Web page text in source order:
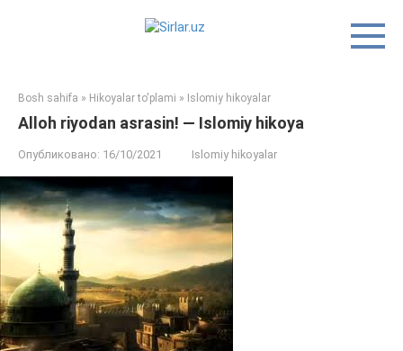
Bosh sahifa » Hikoyalar to'plami » Islomiy hikoyalar
Alloh riyodan asrasin! — Islomiy hikoya
Опубликовано: 16/10/2021 Islomiy hikoyalar